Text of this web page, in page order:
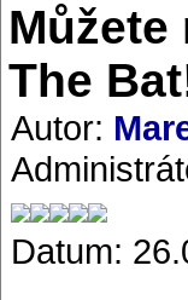
The
Autor:
Datum: